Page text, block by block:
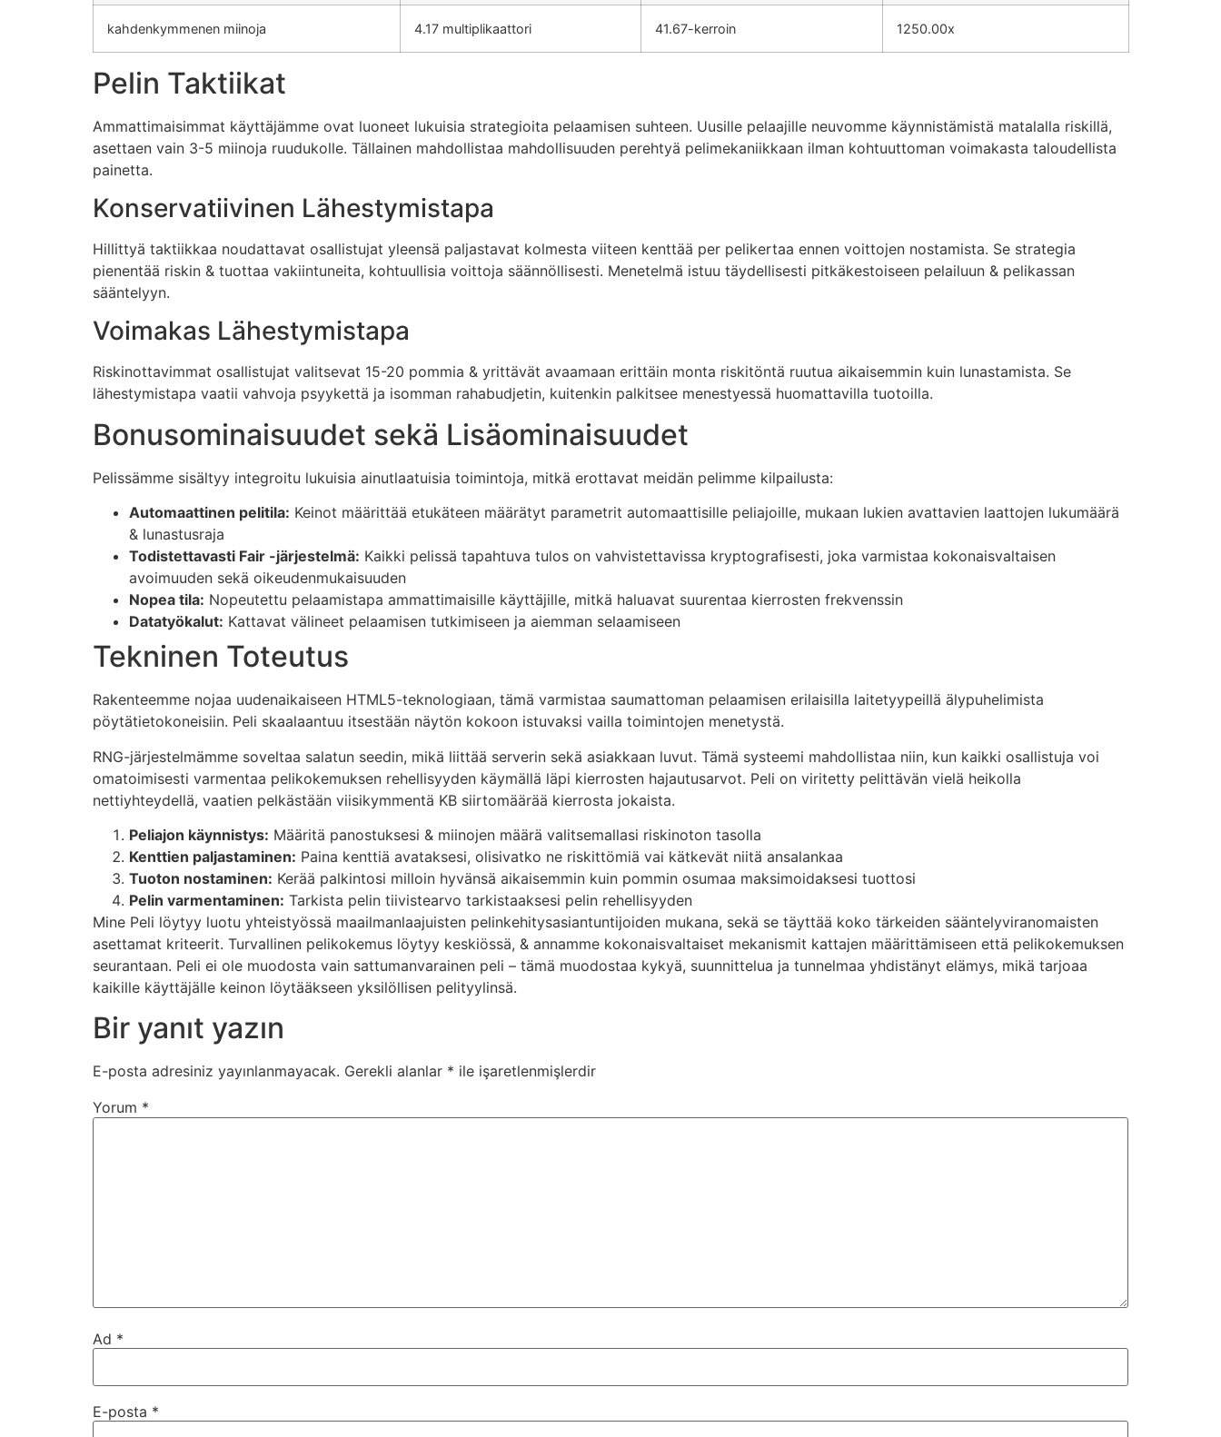
kahdenkymmenen miinoja 4.17 multiplikaattori 41.67-kerroin 1250.00x
Pelin Taktiikat
Ammattimaisimmat käyttäjämme ovat luoneet lukuisia strategioita pelaamisen suhteen. Uusille pelaajille neuvomme käynnistämistä matalalla riskillä,
asettaen vain 3-5 miinoja ruudukolle. Tällainen mahdollistaa mahdollisuuden perehtyä pelimekaniikkaan ilman kohtuuttoman voimakasta taloudellista
painetta.
Konservatiivinen Lähestymistapa
Hillittyä taktiikkaa noudattavat osallistujat yleensä paljastavat kolmesta viiteen kenttää per pelikertaa ennen voittojen nostamista. Se strategia
pienentää riskin & tuottaa vakiintuneita, kohtuullisia voittoja säännöllisesti. Menetelmä istuu täydellisesti pitkäkestoiseen pelailuun & pelikassan
sääntelyyn.
Voimakas Lähestymistapa
Riskinottavimmat osallistujat valitsevat 15-20 pommia & yrittävät avaamaan erittäin monta riskitöntä ruutua aikaisemmin kuin lunastamista. Se
lähestymistapa vaatii vahvoja psyykettä ja isomman rahabudjetin, kuitenkin palkitsee menestyessä huomattavilla tuotoilla.
Bonusominaisuudet sekä Lisäominaisuudet
Pelissämme sisältyy integroitu lukuisia ainutlaatuisia toimintoja, mitkä erottavat meidän pelimme kilpailusta:
Automaattinen pelitila: Keinot määrittää etukäteen määrätyt parametrit automaattisille peliajoille, mukaan lukien avattavien laattojen lukumäärä
& lunastusraja
Todistettavasti Fair -järjestelmä: Kaikki pelissä tapahtuva tulos on vahvistettavissa kryptografisesti, joka varmistaa kokonaisvaltaisen
avoimuuden sekä oikeudenmukaisuuden
Nopea tila: Nopeutettu pelaamistapa ammattimaisille käyttäjille, mitkä haluavat suurentaa kierrosten frekvenssin
Datatyökalut: Kattavat välineet pelaamisen tutkimiseen ja aiemman selaamiseen
Tekninen Toteutus
Rakenteemme nojaa uudenaikaiseen HTML5-teknologiaan, tämä varmistaa saumattoman pelaamisen erilaisilla laitetyypeillä älypuhelimista
pöytätietokoneisiin. Peli skaalaantuu itsestään näytön kokoon istuvaksi vailla toimintojen menetystä.
RNG-järjestelmämme soveltaa salatun seedin, mikä liittää serverin sekä asiakkaan luvut. Tämä systeemi mahdollistaa niin, kun kaikki osallistuja voi
omatoimisesti varmentaa pelikokemuksen rehellisyyden käymällä läpi kierrosten hajautusarvot. Peli on viritetty pelittävän vielä heikolla
nettiyhteydellä, vaatien pelkästään viisikymmentä KB siirtomäärää kierrosta jokaista.
Peliajon käynnistys: Määritä panostuksesi & miinojen määrä valitsemallasi riskinoton tasolla
Kenttien paljastaminen: Paina kenttiä avataksesi, olisivatko ne riskittömiä vai kätkevät niitä ansalankaa
Tuoton nostaminen: Kerää palkintosi milloin hyvänsä aikaisemmin kuin pommin osumaa maksimoidaksesi tuottosi
Pelin varmentaminen: Tarkista pelin tiivistearvo tarkistaaksesi pelin rehellisyyden
Mine Peli löytyy luotu yhteistyössä maailmanlaajuisten pelinkehitysasiantuntijoiden mukana, sekä se täyttää koko tärkeiden sääntelyviranomaisten
asettamat kriteerit. Turvallinen pelikokemus löytyy keskiössä, & annamme kokonaisvaltaiset mekanismit kattajen määrittämiseen että pelikokemuksen
seurantaan. Peli ei ole muodosta vain sattumanvarainen peli – tämä muodostaa kykyä, suunnittelua ja tunnelmaa yhdistänyt elämys, mikä tarjoaa
kaikille käyttäjälle keinon löytääkseen yksilöllisen pelityylinsä.
Bir yanıt yazın
E-posta adresiniz yayınlanmayacak. Gerekli alanlar * ile işaretlenmişlerdir
Yorum *
Ad *
E-posta *